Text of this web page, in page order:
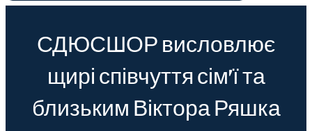
СДЮСШОР висловлює
щирі співчуття сім’ї та
близьким Віктора Ряшка